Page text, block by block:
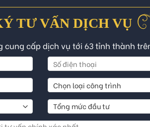
TƯ VẤN DỊCH VỤ
cung cấp dịch vụ tới 63 tỉnh thành